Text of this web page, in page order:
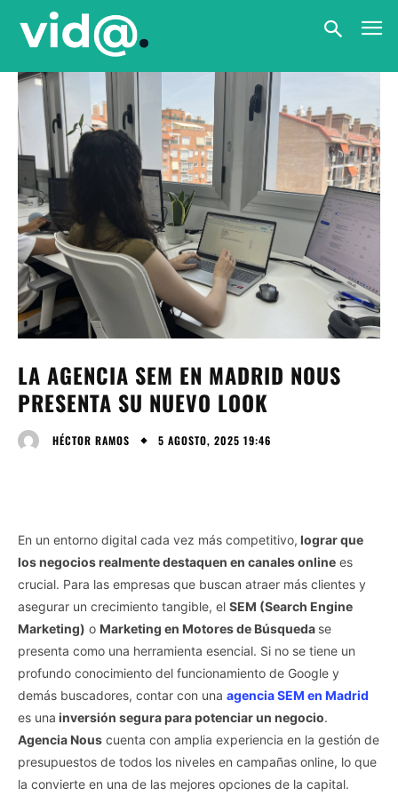
LA AGENCIA SEM EN MADRID NOUS
PRESENTA SU NUEVO LOOK
HÉCTOR RAMOS 5 AGOSTO, 2025 19:46
En un entorno digital cada vez más competitivo, lograr que
los negocios realmente destaquen en canales online es
crucial. Para las empresas que buscan atraer más clientes y
asegurar un crecimiento tangible, el SEM (Search Engine
Marketing) o Marketing en Motores de Búsqueda se
presenta como una herramienta esencial. Si no se tiene un
profundo conocimiento del funcionamiento de Google y
demás buscadores, contar con una agencia SEM en Madrid
es una inversión segura para potenciar un negocio.
Agencia Nous cuenta con amplia experiencia en la gestión de
presupuestos de todos los niveles en campañas online, lo que
la convierte en una de las mejores opciones de la capital.